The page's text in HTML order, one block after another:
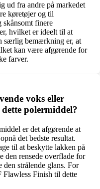
ud fra andre på markedet
køretøjer og til
finere
hvilket er ideelt til at
særlig bemærkning er, at
kan være afgørende for
farver.
voks eller
polermiddel?
er det afgørende at
det bedste resultat.
til at beskytte lakken på
den rensede overflade for
strålende glans. For
Flawless Finish til dette